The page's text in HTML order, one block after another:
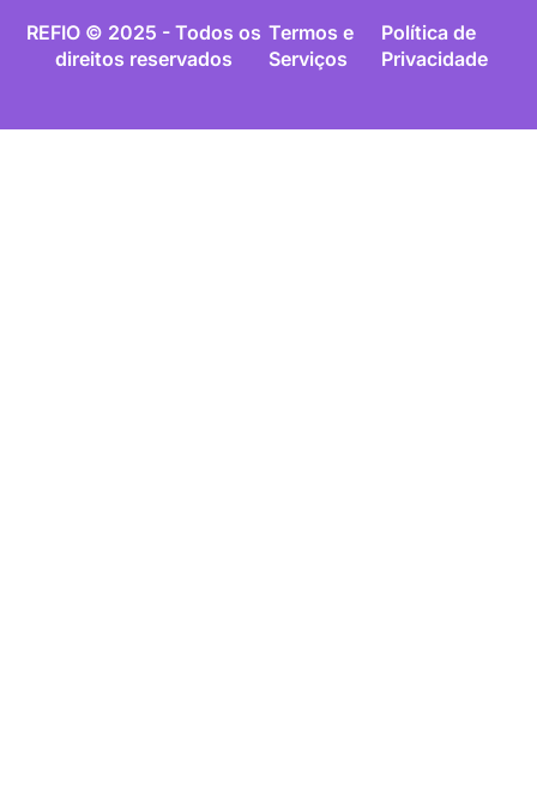
REFIO © 2025 - Todos os
direitos reservados
Termos e
Serviços
Política de
Privacidade